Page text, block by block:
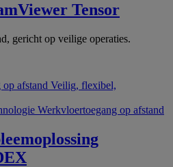
Tensor
gericht op veilige operaties.
afstand Veilig, flexibel,
Werkvloertoegang op afstand